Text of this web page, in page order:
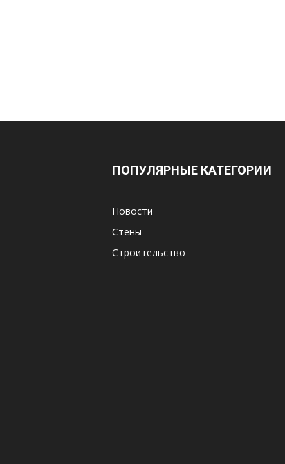
ПОПУЛЯРНЫЕ КАТЕГОРИИ
Новости
Стены
Строительство